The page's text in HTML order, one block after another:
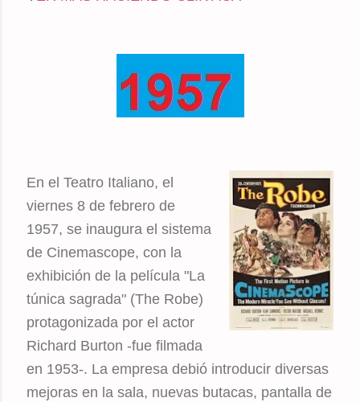
En el Teatro Italiano, el
viernes 8 de febrero de
1957, se inaugura el sistema
de Cinemascope, con la
exhibición de la película "La
túnica sagrada" (The Robe)
protagonizada por el actor
Richard Burton -fue filmada
en 1953-. La empresa debió introducir diversas
mejoras en la sala, nuevas butacas, pantalla de